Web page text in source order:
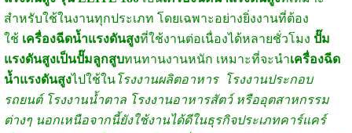
สำหรับใช้ในงานทุกประเภท โดยเฉพาะอย่างยิ่งงานที่ต้อง
ใช้ เครื่องฉีดน้ำแรงดันสูงที่ใช้งานต่อเนื่องได้หลายชั่วโมง ปั๊ม
แรงดันสูงเป็นปั๊มลูกสูบทนทานงานหนัก เหมาะที่จะนำเครื่องฉีด
น้ำแรงดันสูงไปใช้ในโรงงานผลิตอาหาร โรงงานประกอบ
รถยนต์ โรงงานน้ำตาล โรงงานอาหารสัตว์ หรืออุตสาหกรรม
ต่างๆ นอกเหนือจากนี้ยังใช้งานได้ดีในธุรกิจประเภทคาร์แคร์